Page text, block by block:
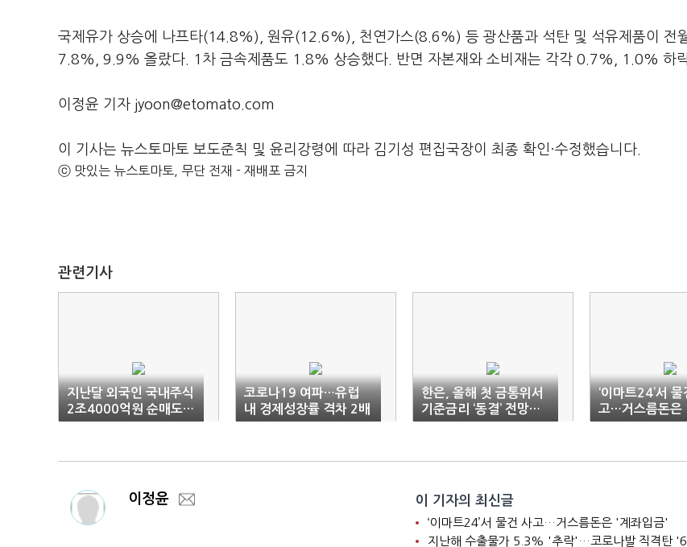
국제유가 상승에 나프타(14.8%), 원유(12.6%), 천연가스(8.6%) 등 광산품과 석탄 및 석유제품이 전
7.8%, 9.9% 올랐다. 1차 금속제품도 1.8% 상승했다. 반면 자본재와 소비재는 각각 0.7%, 1.0% 하
이정윤 기자 jyoon@etomato.com
이 기사는 뉴스토마토 보도준칙 및 윤리강령에 따라 김기성 편집국장이 최종 확인·수정했습니다.
ⓒ 맛있는 뉴스토마토, 무단 전재 - 재배포 금지
관련기사
지난달 외국인 국내주식
2조4000억원 순매도…
차익실현
코로나19 여파…유럽
내 경제성장률 격차 2배
이상 확대
한은, 올해 첫 금통위서
기준금리 ‘동결’ 전망…
유동성 위기 해결 주목
‘이마트24’서 물
고…거스름돈은
금'
이정윤 이 기자의 최신글
‘이마트24’서 물건 사고…거스름돈은 '계좌입금'
지난해 수출물가 5.3% '추락'…코로나발 직격탄